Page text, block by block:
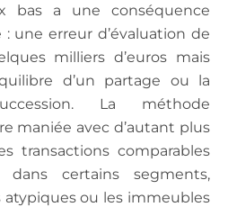
bas a une conséquence
: une erreur d’évaluation de
milliers d’euros mais
d’un partage ou la
La méthode
maniée avec d’autant plus
transactions comparables
certains segments,
ou les immeubles